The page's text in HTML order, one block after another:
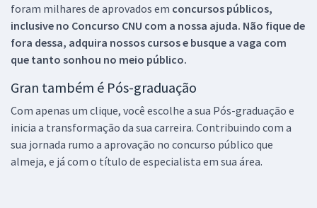
foram milhares de aprovados em concursos públicos,
inclusive no Concurso CNU com a nossa ajuda. Não fique de
fora dessa, adquira nossos cursos e busque a vaga com
que tanto sonhou no meio público.
Gran também é Pós-graduação
Com apenas um clique, você escolhe a sua Pós-graduação e
inicia a transformação da sua carreira. Contribuindo com a
sua jornada rumo a aprovação no concurso público que
almeja, e já com o título de especialista em sua área.